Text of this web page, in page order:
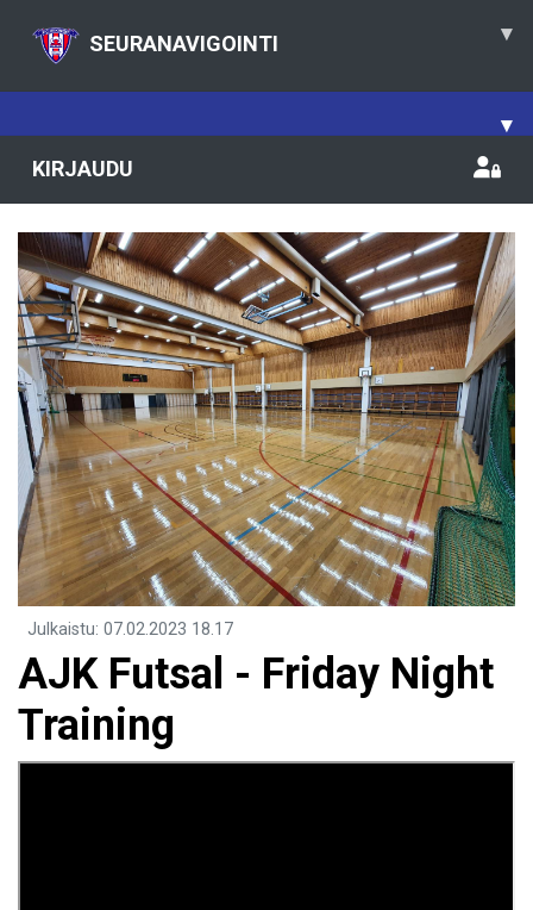
SEURANAVIGOINTI ▾
▾
KIRJAUDU
Julkaistu: 07.02.2023 18.17
AJK Futsal - Friday Night
Training